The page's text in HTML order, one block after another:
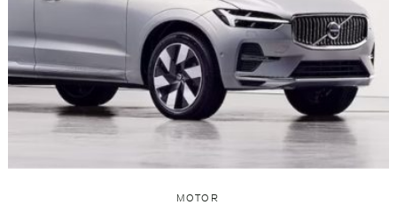
MOTOR